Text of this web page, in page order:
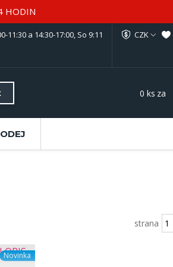
HODIN
CZK
11:30 a 14:30-17:00, So 9:11
0 ks za
strana
Novinka